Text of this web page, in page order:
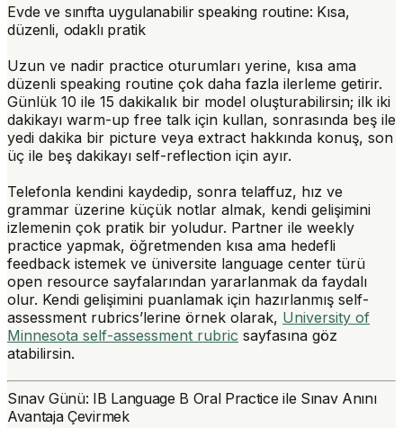
Evde ve sınıfta uygulanabilir speaking routine: Kısa,
düzenli, odaklı pratik
Uzun ve nadir practice oturumları yerine, kısa ama
düzenli speaking routine çok daha fazla ilerleme getirir.
Günlük 10 ile 15 dakikalık bir model oluşturabilirsin; ilk iki
dakikayı warm-up free talk için kullan, sonrasında beş ile
yedi dakika bir picture veya extract hakkında konuş, son
üç ile beş dakikayı self-reflection için ayır.
Telefonla kendini kaydedip, sonra telaffuz, hız ve
grammar üzerine küçük notlar almak, kendi gelişimini
izlemenin çok pratik bir yoludur. Partner ile weekly
practice yapmak, öğretmenden kısa ama hedefli
feedback istemek ve üniversite language center türü
open resource sayfalarından yararlanmak da faydalı
olur. Kendi gelişimini puanlamak için hazırlanmış self-
assessment rubrics’lerine örnek olarak, University of
Minnesota self-assessment rubric sayfasına göz
atabilirsin.
Sınav Günü: IB Language B Oral Practice ile Sınav Anını
Avantaja Çevirmek